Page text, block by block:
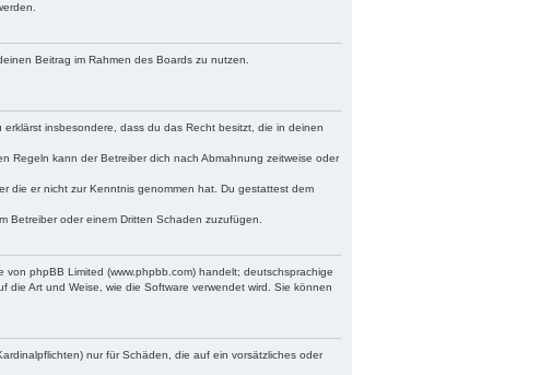
Beitrag im Rahmen des Boards zu nutzen.
insbesondere, dass du das Recht besitzt, die in deinen
Regeln kann der Betreiber dich nach Abmahnung zeitweise oder
die er nicht zur Kenntnis genommen hat. Du gestattest dem
oder einem Dritten Schaden zuzufügen.
von phpBB Limited (www.phpbb.com) handelt; deutschsprachige
Art und Weise, wie die Software verwendet wird. Sie können
nur für Schäden, die auf ein vorsätzliches oder